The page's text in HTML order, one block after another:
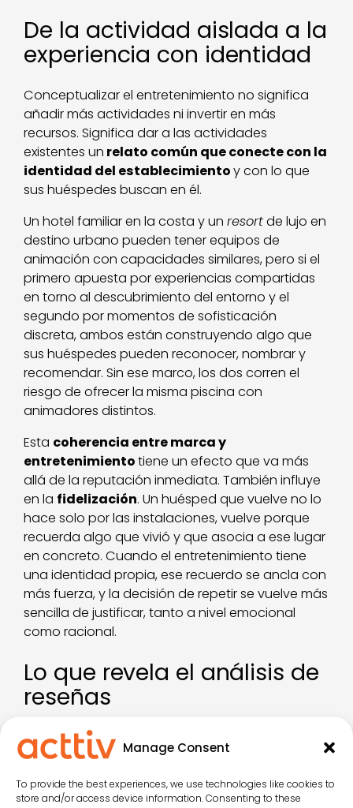
Manage Consent
To provide the best experiences, we use technologies like cookies to
store and/or access device information. Consenting to these
De la actividad aislada a la
experiencia con identidad
Conceptualizar el entretenimiento no significa
añadir más actividades ni invertir en más
recursos. Significa dar a las actividades
existentes un relato común que conecte con la
identidad del establecimientoy con lo que
sus huéspedes buscan en él.
Un hotel familiar en la costa y unresortde lujo en
destino urbano pueden tener equipos de
animación con capacidades similares, pero si el
primero apuesta por experiencias compartidas
en torno al descubrimiento del entorno y el
segundo por momentos de sofisticación
discreta, ambos están construyendo algo que
sus huéspedes pueden reconocer, nombrar y
recomendar. Sin ese marco, los dos corren el
riesgo de ofrecer la misma piscina con
animadores distintos.
Esta coherencia entre marca y
entretenimientotiene un efecto que va más
allá de la reputación inmediata. También influye
en la fidelización. Un huésped que vuelve no lo
hace solo por las instalaciones, vuelve porque
recuerda algo que vivió y que asocia a ese lugar
en concreto. Cuando el entretenimiento tiene
una identidad propia, ese recuerdo se ancla con
más fuerza, y la decisión de repetir se vuelve más
sencilla de justificar, tanto a nivel emocional
como racional.
Lo que revela el análisis de
reseñas
Cuando se revisan en detalle las opiniones de
huéspedes en plataformas como Google,
confirma esta idea. Las menciones positivas al